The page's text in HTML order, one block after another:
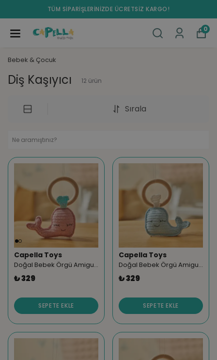
TÜM SİPARİŞLERİNİZDE ÜCRETSİZ KARGO!
0
Bebek & Çocuk
Diş Kaşıyıcı 12 ürün
Sırala
Capella Toys
Doğal Bebek Örgü Amigurumi Diş Kaşıyıcı Yunus Pembe 9-12 Ay
₺ 329
SEPETE EKLE
Capella Toys
Doğal Bebek Örgü Amigurumi Diş Kaşıyıcı Yunus Mavi 9-12 Ay
₺ 329
SEPETE EKLE